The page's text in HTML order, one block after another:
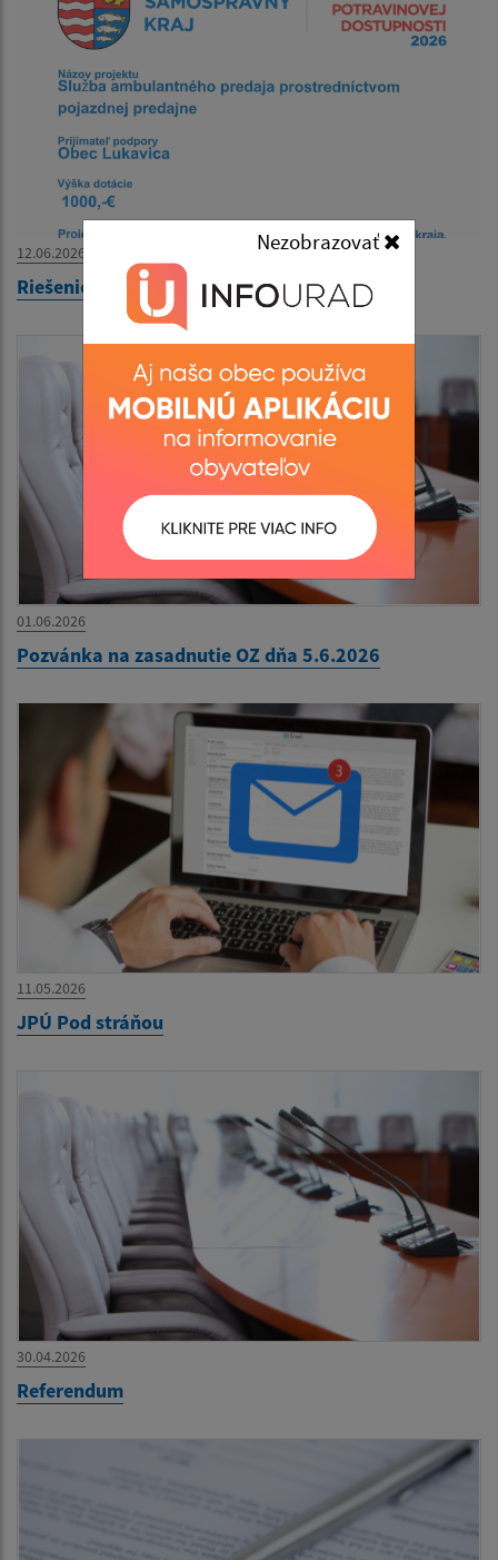
Nezobrazovať
12.06.2026
Riešenie potravinovej dostupnosti
01.06.2026
Pozvánka na zasadnutie OZ dňa 5.6.2026
11.05.2026
JPÚ Pod stráňou
30.04.2026
Referendum